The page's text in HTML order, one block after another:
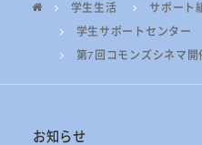
学生生活
サポート
学生サポートセンター
第7回コモンズシネマ開
お知らせ